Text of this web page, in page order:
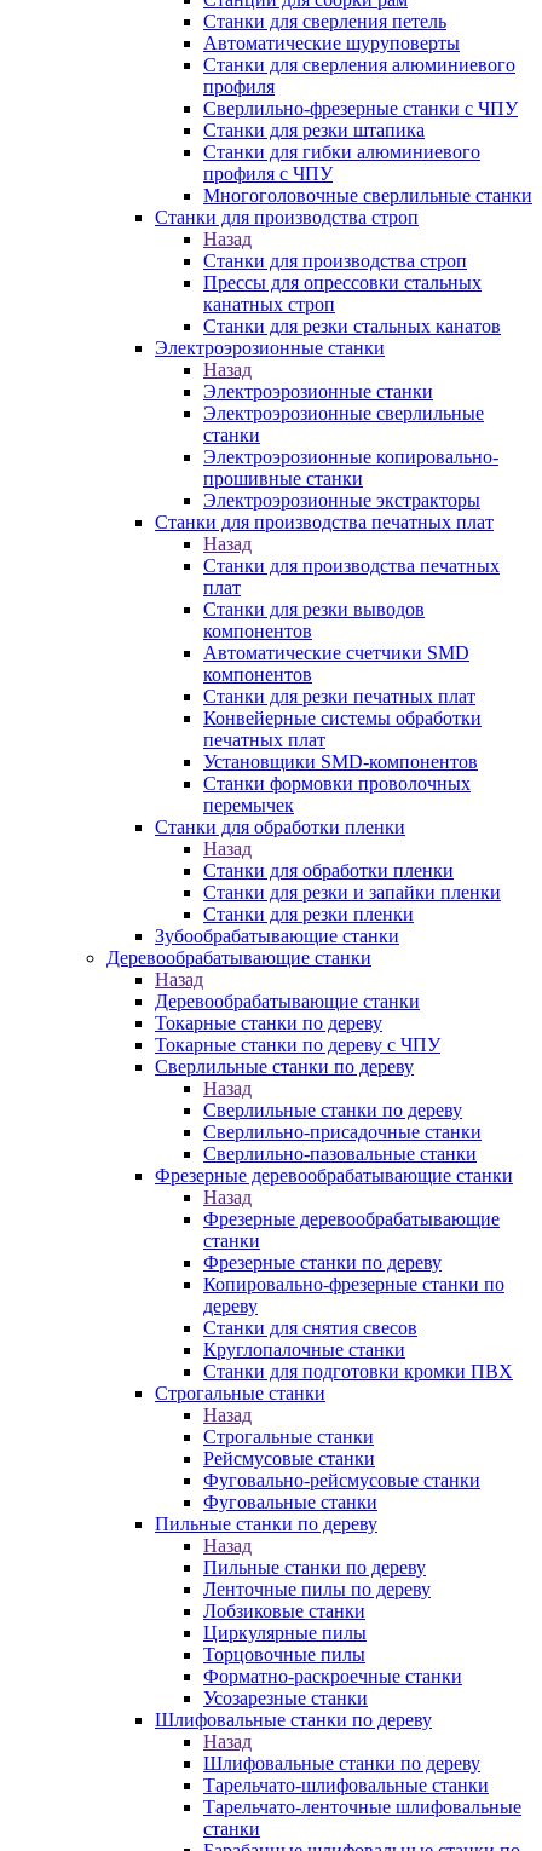
Станки для сверления петель
Автоматические шуруповерты
Станки для сверления алюминиевого
профиля
Сверлильно-фрезерные станки с ЧПУ
Станки для резки штапика
Станки для гибки алюминиевого
профиля с ЧПУ
Многоголовочные сверлильные станки
Станки для производства строп
Назад
Станки для производства строп
Прессы для опрессовки стальных
канатных строп
Станки для резки стальных канатов
Электроэрозионные станки
Назад
Электроэрозионные станки
Электроэрозионные сверлильные
станки
Электроэрозионные копировально-
прошивные станки
Электроэрозионные экстракторы
Станки для производства печатных плат
Назад
Станки для производства печатных
плат
Станки для резки выводов
компонентов
Автоматические счетчики SMD
компонентов
Станки для резки печатных плат
Конвейерные системы обработки
печатных плат
Установщики SMD-компонентов
Станки формовки проволочных
перемычек
Станки для обработки пленки
Назад
Станки для обработки пленки
Станки для резки и запайки пленки
Станки для резки пленки
Зубообрабатывающие станки
Деревообрабатывающие станки
Назад
Деревообрабатывающие станки
Токарные станки по дереву
Токарные станки по дереву с ЧПУ
Сверлильные станки по дереву
Назад
Сверлильные станки по дереву
Сверлильно-присадочные станки
Сверлильно-пазовальные станки
Фрезерные деревообрабатывающие станки
Назад
Фрезерные деревообрабатывающие
станки
Фрезерные станки по дереву
Копировально-фрезерные станки по
дереву
Станки для снятия свесов
Круглопалочные станки
Станки для подготовки кромки ПВХ
Строгальные станки
Назад
Строгальные станки
Рейсмусовые станки
Фуговально-рейсмусовые станки
Фуговальные станки
Пильные станки по дереву
Назад
Пильные станки по дереву
Ленточные пилы по дереву
Лобзиковые станки
Циркулярные пилы
Торцовочные пилы
Форматно-раскроечные станки
Усозарезные станки
Шлифовальные станки по дереву
Назад
Шлифовальные станки по дереву
Тарельчато-шлифовальные станки
Тарельчато-ленточные шлифовальные
станки